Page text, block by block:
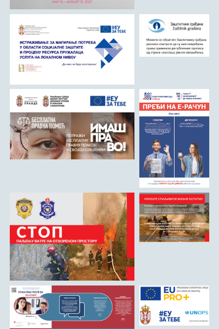
Државна управа и администрација
ГАЛЕРИЈА
Љубовија
Љубовија некад
Природа у Азбуковици
ТУРИЗАМ
Соко град
Римски мост
Кањон Трешњице
Мали и Велики град
Манастир Свете Тројице
Црква Светог Преображења
Црква Св. апостола Петра и Павла
Црква брвнара у Доњој Оровици
Дрина
Врхпоље - Етно село
Бобија
КОНТАКТ
Општина Љубовија
Установе од јавног значаја